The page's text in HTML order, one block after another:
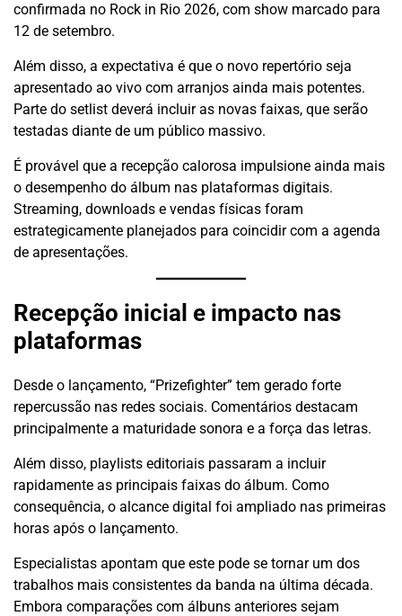
confirmada no Rock in Rio 2026, com show marcado para
12 de setembro.
Além disso, a expectativa é que o novo repertório seja
apresentado ao vivo com arranjos ainda mais potentes.
Parte do setlist deverá incluir as novas faixas, que serão
testadas diante de um público massivo.
É provável que a recepção calorosa impulsione ainda mais
o desempenho do álbum nas plataformas digitais.
Streaming, downloads e vendas físicas foram
estrategicamente planejados para coincidir com a agenda
de apresentações.
Recepção inicial e impacto nas
plataformas
Desde o lançamento, “Prizefighter” tem gerado forte
repercussão nas redes sociais. Comentários destacam
principalmente a maturidade sonora e a força das letras.
Além disso, playlists editoriais passaram a incluir
rapidamente as principais faixas do álbum. Como
consequência, o alcance digital foi ampliado nas primeiras
horas após o lançamento.
Especialistas apontam que este pode se tornar um dos
trabalhos mais consistentes da banda na última década.
Embora comparações com álbuns anteriores sejam